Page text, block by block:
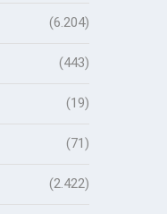
(6.204)
(443)
(19)
(71)
(2.422)